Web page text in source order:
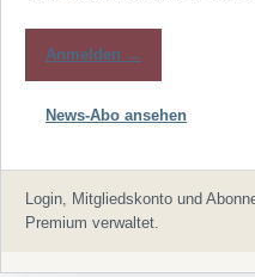
Anmelden →
News-Abo ansehen
Login, Mitgliedskonto und
Premium verwaltet.